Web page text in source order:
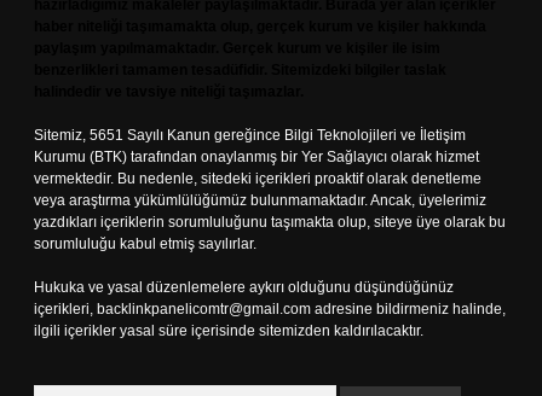
Sitemiz, 5651 Sayılı Kanun gereğince Bilgi Teknolojileri ve İletişim
Kurumu (BTK) tarafından onaylanmış bir Yer Sağlayıcı olarak hizmet
vermektedir. Bu nedenle, sitedeki içerikleri proaktif olarak denetleme
veya araştırma yükümlülüğümüz bulunmamaktadır. Ancak, üyelerimiz
yazdıkları içeriklerin sorumluluğunu taşımakta olup, siteye üye olarak bu
sorumluluğu kabul etmiş sayılırlar.
Hukuka ve yasal düzenlemelere aykırı olduğunu düşündüğünüz
içerikleri, backlinkpanelicomtr@gmail.com adresine bildirmeniz halinde,
ilgili içerikler yasal süre içerisinde sitemizden kaldırılacaktır.